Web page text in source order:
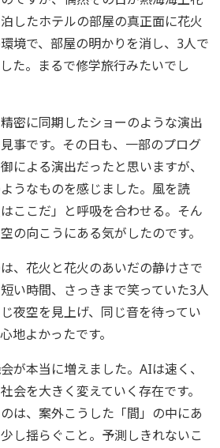
したホテルの部屋の真正面に花火
境で、部屋の明かりを消し、3人で
た。まるで修学旅行みたいでし
密に同期したショーのような演出
事です。その日も、一部のプログ
による演出だったと思いますが、
うなものを感じました。風を読
ここだ」と呼吸を合わせる。そん
の向こうにある気がしたのです。
、花火と花火のあいだの静けさで
い時間、さっきまで笑っていた3人
夜空を見上げ、同じ音を待ってい
地よかったです。
が本当に増えました。AIは速く、
会を大きく変えていく存在です。
は、案外こうした「間」の中にあ
し揺らぐこと。予測しきれないこ